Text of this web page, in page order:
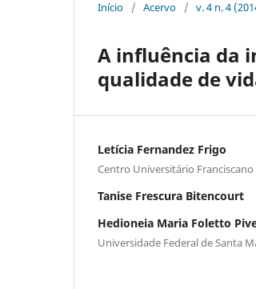
Início / Acervo / v. 4 n. 4
A influência da
qualidade de
Letícia Fernandez Frigo
Centro Universitário Franciscano
Tanise Frescura Bitencourt
Hedioneia Maria Foletto
Universidade Federal de Santa